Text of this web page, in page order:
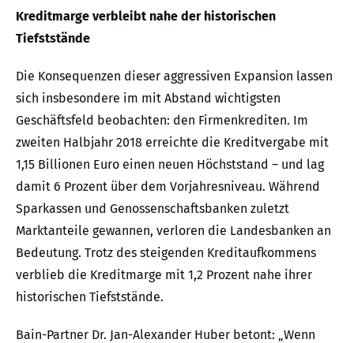
Kreditmarge verbleibt nahe der historischen
Tiefststände
Die Konsequenzen dieser aggressiven Expansion lassen
sich insbesondere im mit Abstand wichtigsten
Geschäftsfeld beobachten: den Firmenkrediten. Im
zweiten Halbjahr 2018 erreichte die Kreditvergabe mit
1,15 Billionen Euro einen neuen Höchststand – und lag
damit 6 Prozent über dem Vorjahresniveau. Während
Sparkassen und Genossenschaftsbanken zuletzt
Marktanteile gewannen, verloren die Landesbanken an
Bedeutung. Trotz des steigenden Kreditaufkommens
verblieb die Kreditmarge mit 1,2 Prozent nahe ihrer
historischen Tiefststände.
Bain-Partner Dr. Jan-Alexander Huber betont: „Wenn